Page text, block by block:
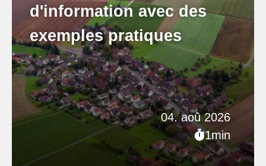
04. aoû 2026
1min
d'information avec des
exemples pratiques